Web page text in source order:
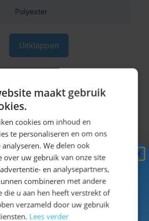
Polyester
Uitklappen
vind je dit ook leuk?
de elementen van de carrousel is
over te slaan
carrouselnavigatie te gaan
maakt gebruik
cookies om inhoud en
te personaliseren en om ons
We delen ook
over uw gebruik van onze site
en analysepartners,
combineren met andere
die u aan hen heeft verstrekt of
verzameld door uw gebruik
Lees verder
5%
KORTING!
de nieuwsbrief en ontvang toegang
exclusieve kortingen!